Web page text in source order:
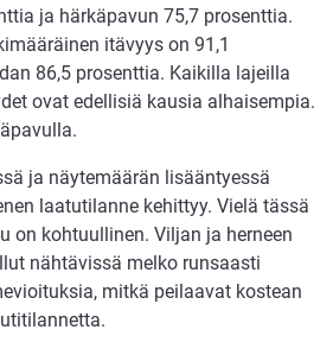
ja härkäpavun 75,7 prosenttia.
itävyys on 91,1
86,5 prosenttia. Kaikilla lajeilla
ovat edellisiä kausia alhaisempia.
ja näytemäärän lisääntyessä
laatutilanne kehittyy. Vielä tässä
on kohtuullinen. Viljan ja herneen
nähtävissä melko runsaasti
mitkä peilaavat kostean